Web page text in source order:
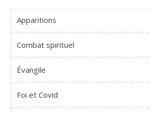
Apparitions
Combat spirituel
Évangile
Foi et Covid